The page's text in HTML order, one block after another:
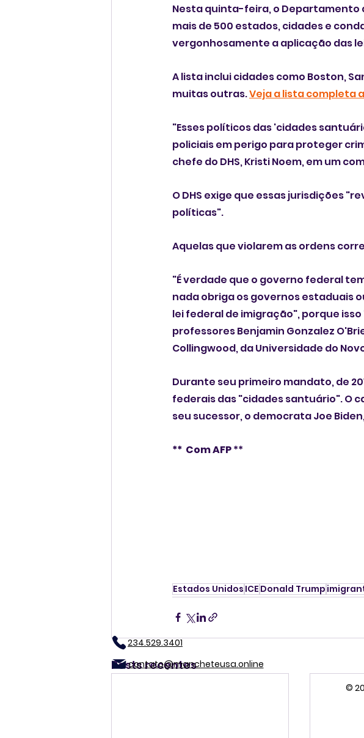
Nesta quinta-feira, o Departamento
mais de 500 estados, cidades e
vergonhosamente a aplicação das
A lista inclui cidades como Boston,
muitas outras. Veja a lista completa
"Esses políticos das 'cidades
policiais em perigo para proteger
chefe do DHS, Kristi Noem, em um
O DHS exige que essas jurisdições
políticas".
Aquelas que violarem as ordens
"É verdade que o governo federal
nada obriga os governos estaduais
lei federal de imigração", porque
professores Benjamin Gonzalez
Collingwood, da Universidade do
Durante seu primeiro mandato, de
federais das "cidades santuário". O
seu sucessor, o democrata Joe
**  Com AFP **
Estados Unidos ICE Donald Trump
Posts recentes
234.529.3401
contato@mancheteusa.online
©